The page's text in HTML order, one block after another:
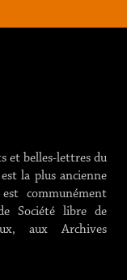
et belles-lettres du
la plus ancienne
communément
Société libre de
aux Archives